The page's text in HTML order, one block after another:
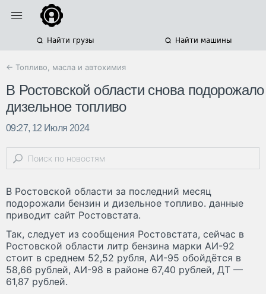
Найти грузы Найти машины
← Топливо, масла и автохимия
В Ростовской области снова подорожало
дизельное топливо
09:27, 12 Июля 2024
В Ростовской области за последний месяц
подорожали бензин и дизельное топливо. данные
приводит сайт Ростовстата.
Так, следует из сообщения Ростовстата, сейчас в
Ростовской области литр бензина марки АИ-92
стоит в среднем 52,52 рубля, АИ-95 обойдётся в
58,66 рублей, АИ-98 в районе 67,40 рублей, ДТ —
61,87 рублей.